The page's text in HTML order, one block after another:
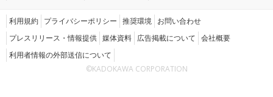
利用規約 プライバシーポリシー 推奨環境 お問い合わせ
プレスリリース・情報提供 媒体資料 広告掲載について 会社概要
利用者情報の外部送信について
©KADOKAWA CORPORATION